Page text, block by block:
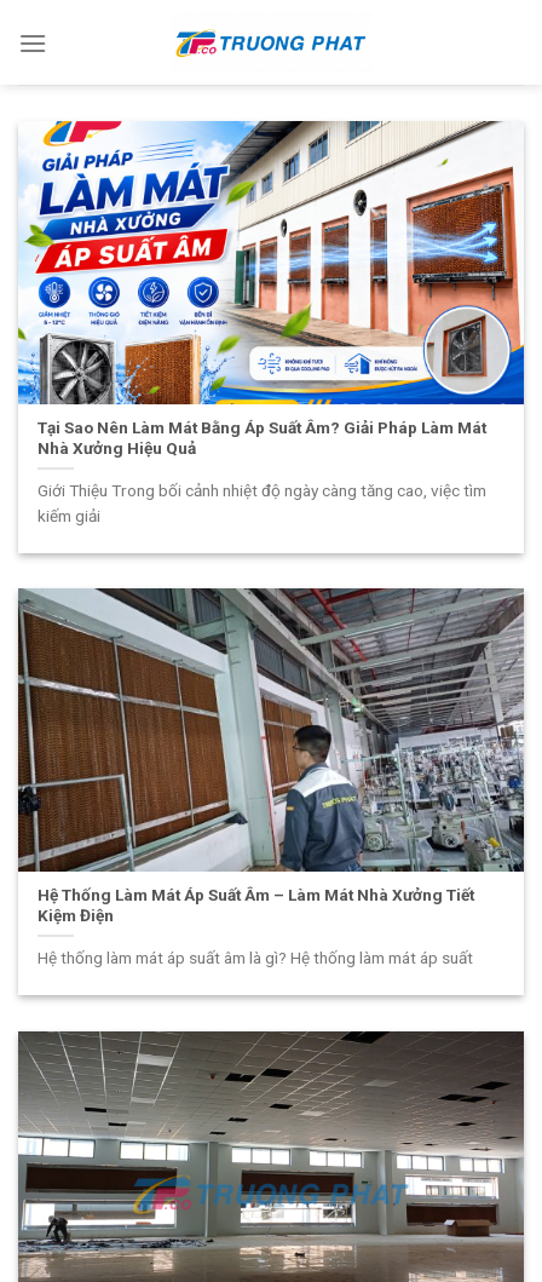
Tại Sao Nên Làm Mát Bằng Áp Suất Âm? Giải Pháp Làm Mát
Nhà Xưởng Hiệu Quả
Giới Thiệu Trong bối cảnh nhiệt độ ngày càng tăng cao, việc tìm
kiếm giải
Hệ Thống Làm Mát Áp Suất Âm – Làm Mát Nhà Xưởng Tiết
Kiệm Điện
Hệ thống làm mát áp suất âm là gì? Hệ thống làm mát áp suất